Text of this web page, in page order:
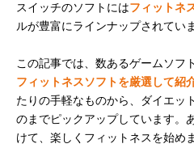
スイッチのソフトにはフィットネ
ルが豊富にラインナップされていま
この記事では、数あるゲームソフ
フィットネスソフトを厳選して紹
たりの手軽なものから、ダイエッ
のまでピックアップしています。
けて、楽しくフィットネスを始め